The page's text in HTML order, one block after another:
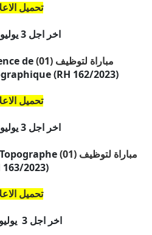
تحميل
اخر اجل 3 يوليوز 2023
مباراة لتوظيف (01)
de
(RH 162/2023)
تحميل
اخر اجل 3 يوليوز 2023
مباراة لتوظيف (01)
163/2023)
تحميل
اخر اجل 3 يوليوز 2023